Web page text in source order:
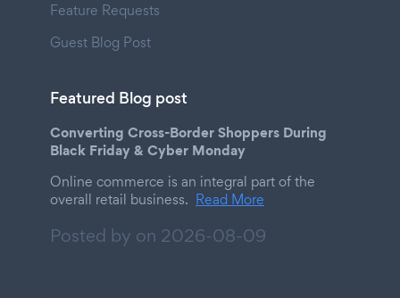
Feature Requests
Guest Blog Post
Featured Blog post
Converting Cross-Border Shoppers During
Black Friday & Cyber Monday
Online commerce is an integral part of the
overall retail business. Read More
Posted by on 2026-08-09